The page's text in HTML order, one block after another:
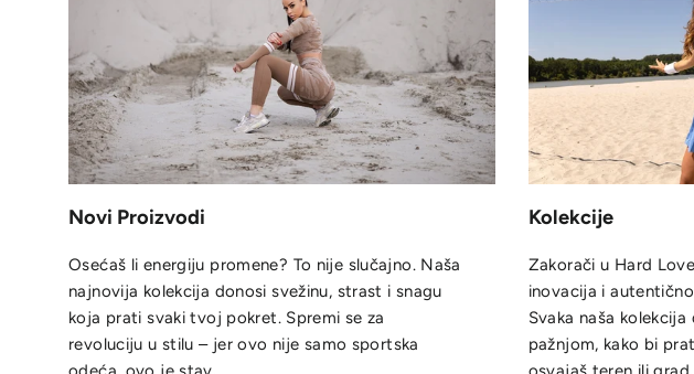
Novi Proizvodi
Osećaš li energiju promene? To nije slučajno. Naša
najnovija kolekcija donosi svežinu, strast i snagu
koja prati svaki tvoj pokret. Spremi se za
revoluciju u stilu – jer ovo nije samo sportska
Kolekcije
Zakorači u Hard
inovacija i
Svaka naša
pažnjom, kako bi